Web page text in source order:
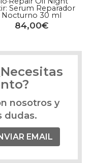
Serum Reparador
Nocturno 30 ml
84,00€
nosotros y
dudas.
EMAIL